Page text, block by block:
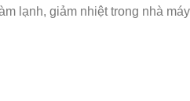
lạnh, giảm nhiệt trong nhà